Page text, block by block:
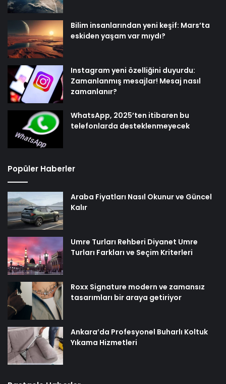
Bilim insanlarından yeni keşif: Mars’ta
eskiden yaşam var mıydı?
Instagram yeni özelliğini duyurdu:
Zamanlanmış mesajlar! Mesaj nasıl
zamanlanır?
WhatsApp, 2025’ten itibaren bu
telefonlarda desteklenmeyecek
Popüler Haberler
Araba Fiyatları Nasıl Okunur ve Güncel
Kalır
Umre Turları Rehberi Diyanet Umre
Turları Farkları ve Seçim Kriterleri
Roxx Signature modern ve zamansız
tasarımları bir araya getiriyor
Ankara’da Profesyonel Buharlı Koltuk
Yıkama Hizmetleri